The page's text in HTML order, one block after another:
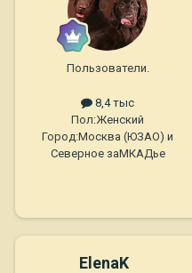
Пользователи.
8,4 тыс
Пол:Женский
Город:Москва (ЮЗАО) и
Северное заМКАДье
ElenaK